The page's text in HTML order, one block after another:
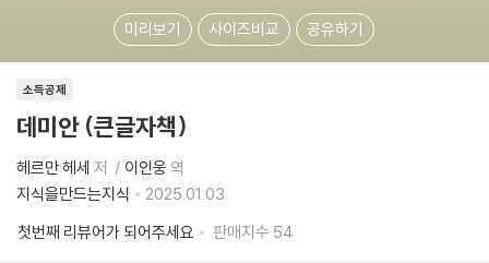
미리보기 사이즈비교 공유하기
소득공제
데미안 (큰글자책)
헤르만 헤세 저 이인웅 역
지식을만드는지식
2025.01.03.
첫번째 리뷰어가 되어주세요
판매지수 54